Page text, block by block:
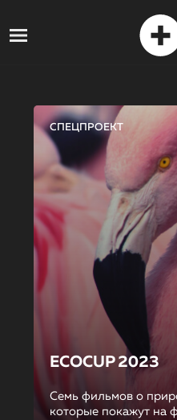
СПЕЦПРОЕКТ
ECOCUP 2023
Семь фильмов о
которые покажут на